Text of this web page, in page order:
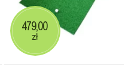
479,00
zł